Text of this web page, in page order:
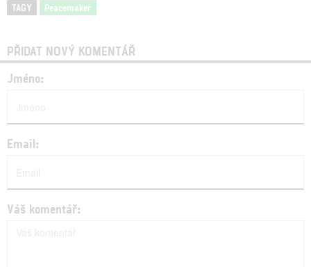
TAGY Peacemaker
PŘIDAT NOVÝ KOMENTÁŘ
Jméno:
Email:
Váš komentář: